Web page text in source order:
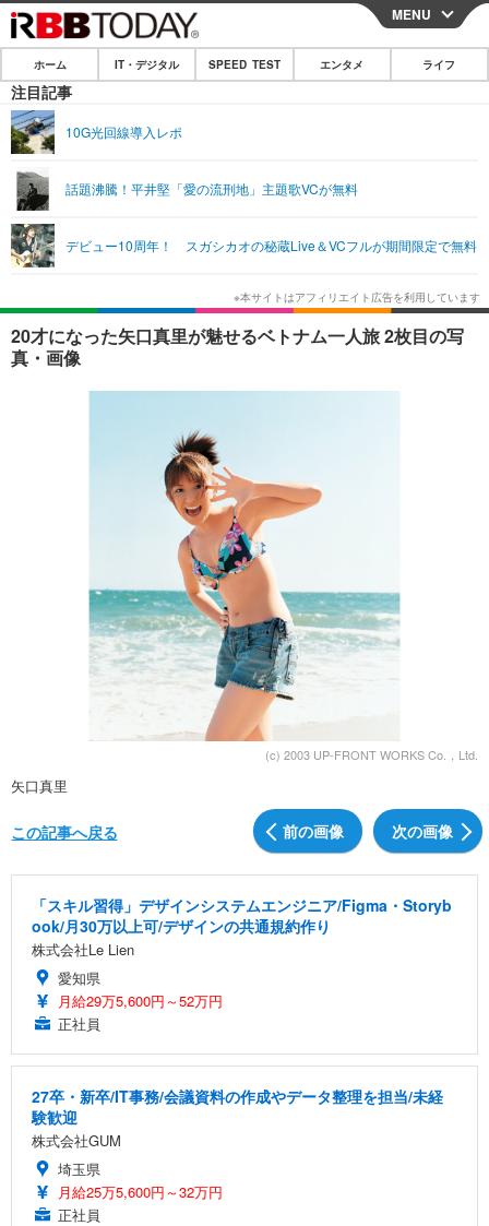
CLOSE
ホーム
IT・デジタル
ショッピング その他
エンタメ
エンタメTOP 映画・ドラマ
韓国・芸能
音楽 スポーツ
ライフ
ライフTOP グルメ
ペット ショッピング
その他
リリース一覧
プッシュ通知の停止方法
MENU
ホーム IT・デジタル SPEED TEST エンタメ ライフ
注目記事
10G光回線導入レポ
話題沸騰！平井堅「愛の流刑地」主題歌VCが無料
デビュー10周年！ スガシカオの秘蔵Live＆VCフルが期間限定で無料
20才になった矢口真里が魅せるベトナム一人旅 2枚目の写
真・画像
(c) 2003 UP-FRONT WORKS Co.，Ltd.
矢口真里
前の画像 次の画像
この記事へ戻る
「スキル習得」デザインシステムエンジニア/Figma・Storyb
ook/月30万以上可/デザインの共通規約作り
株式会社Le Lien
愛知県
月給29万5,600円～52万円
正社員
27卒・新卒/IT事務/会議資料の作成やデータ整理を担当/未経
験歓迎
株式会社GUM
埼玉県
月給25万5,600円～32万円
正社員